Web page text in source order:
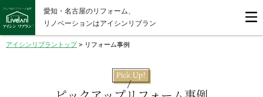
愛知・名古屋のリフォーム、
リノベーションはアイシンリブラン
アイシンリブラントップ> リフォーム事例